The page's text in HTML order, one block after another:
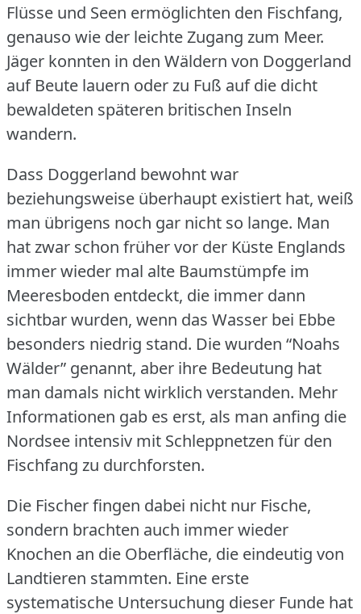
Flüsse und Seen ermöglichten den Fischfang,
genauso wie der leichte Zugang zum Meer.
Jäger konnten in den Wäldern von Doggerland
auf Beute lauern oder zu Fuß auf die dicht
bewaldeten späteren britischen Inseln
wandern.
Dass Doggerland bewohnt war
beziehungsweise überhaupt existiert hat, weiß
man übrigens noch gar nicht so lange. Man
hat zwar schon früher vor der Küste Englands
immer wieder mal alte Baumstümpfe im
Meeresboden entdeckt, die immer dann
sichtbar wurden, wenn das Wasser bei Ebbe
besonders niedrig stand. Die wurden “Noahs
Wälder” genannt, aber ihre Bedeutung hat
man damals nicht wirklich verstanden. Mehr
Informationen gab es erst, als man anfing die
Nordsee intensiv mit Schleppnetzen für den
Fischfang zu durchforsten.
Die Fischer fingen dabei nicht nur Fische,
sondern brachten auch immer wieder
Knochen an die Oberfläche, die eindeutig von
Landtieren stammten. Eine erste
systematische Untersuchung dieser Funde hat